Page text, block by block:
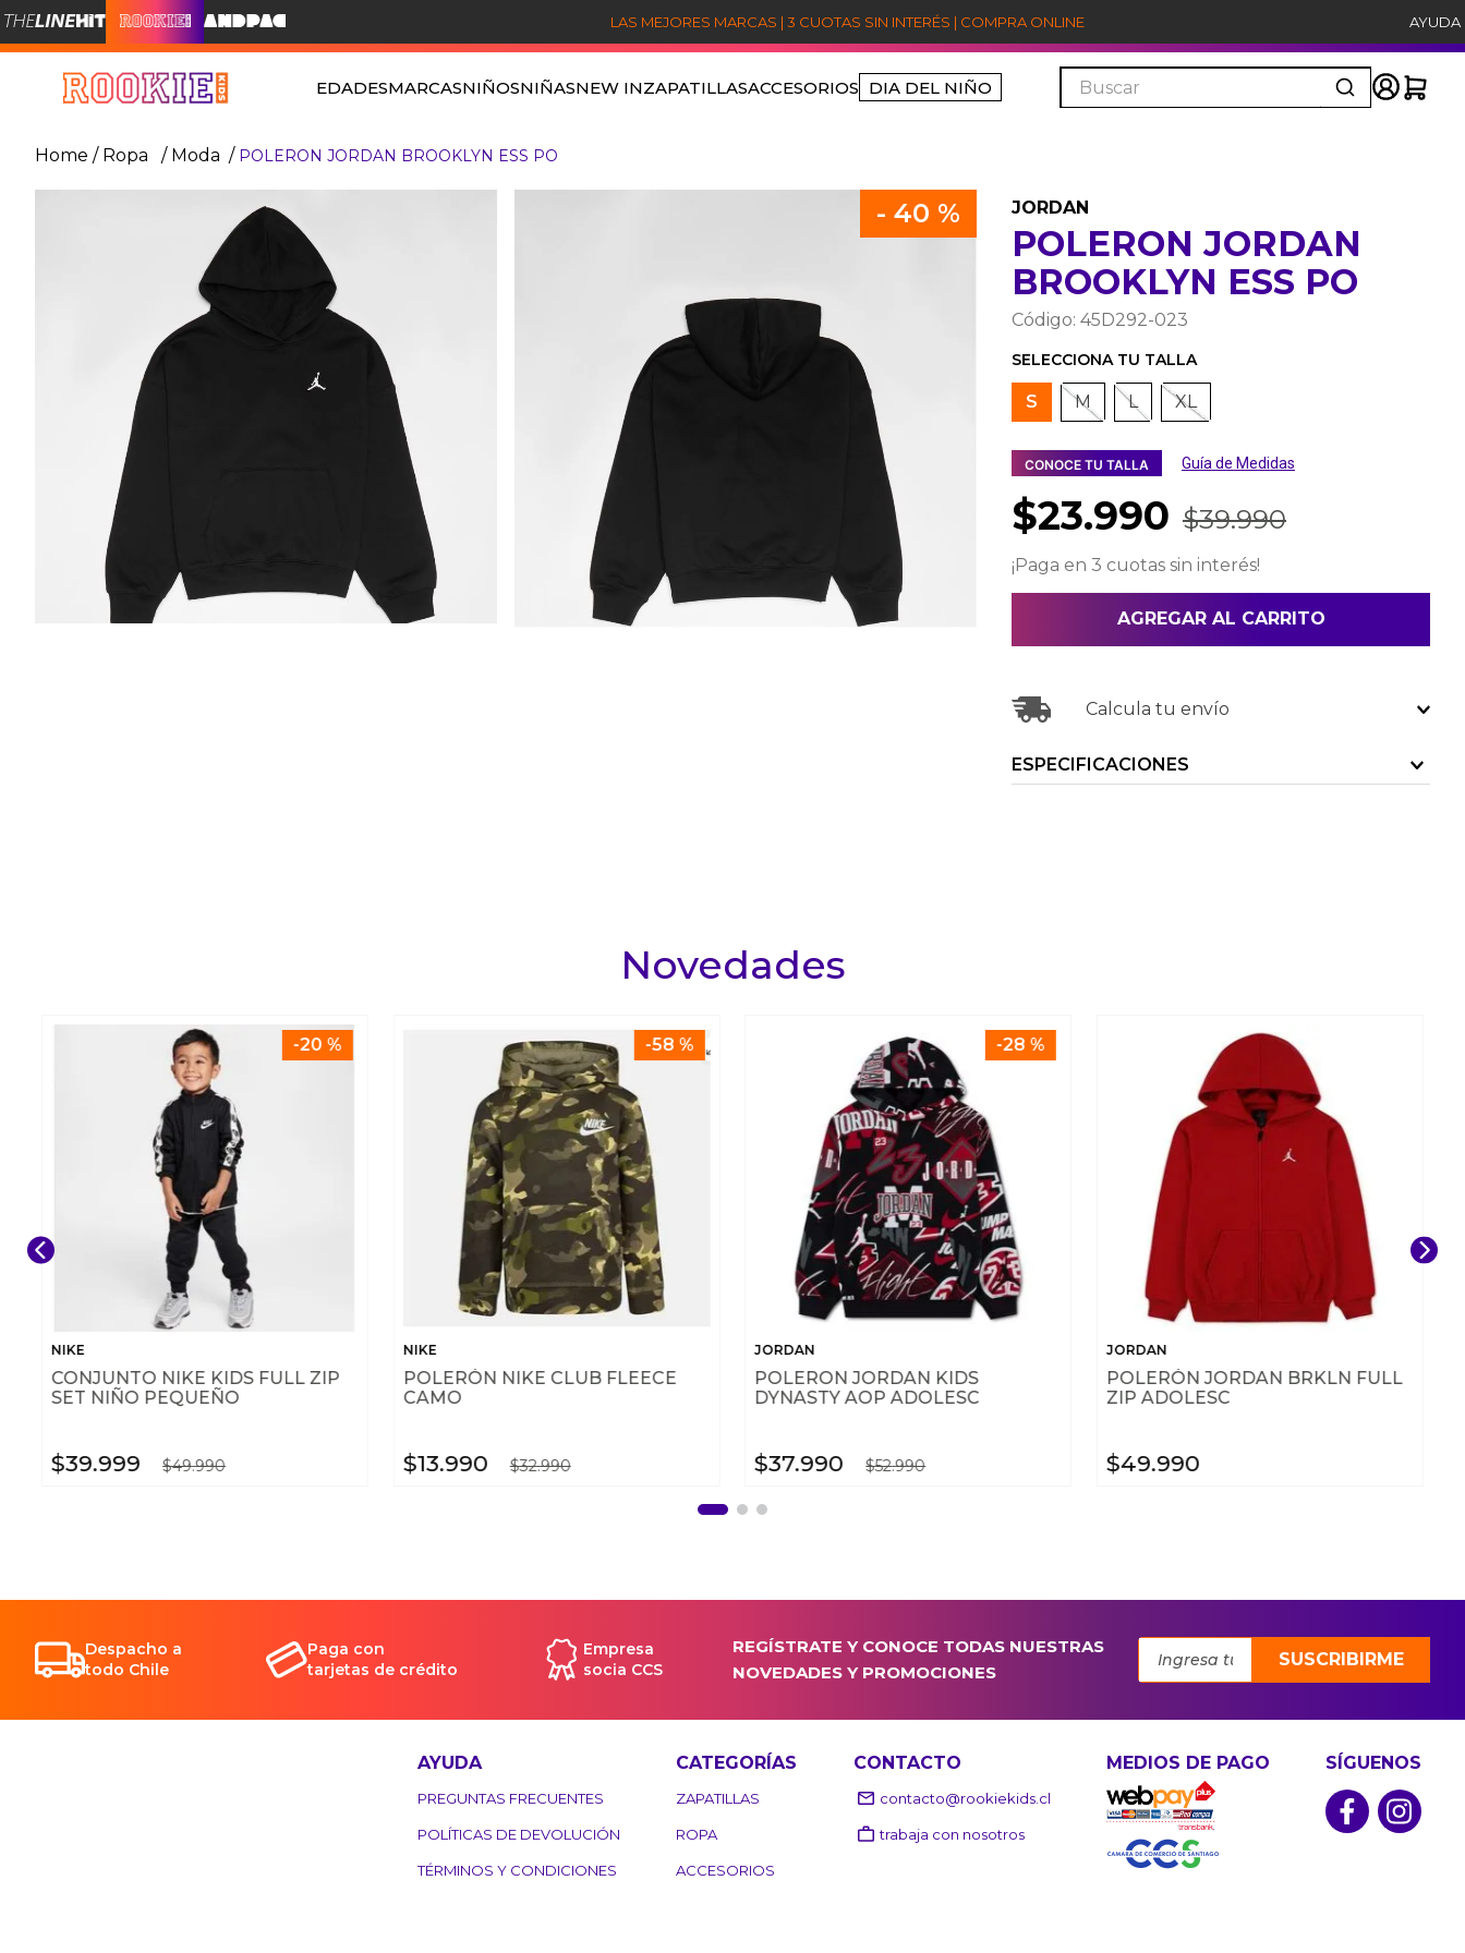
LAS MEJORES MARCAS | 3 CUOTAS SIN INTERÉS | COMPRA ONLINE AYUDA
EDADESMARCASNIÑOSNIÑASNEW INZAPATILLASACCESORIOS DIA DEL NIÑO
Buscar
Ropa Moda POLERON JORDAN BROOKLYN ESS PO
- 40 % JORDAN
POLERON JORDAN
BROOKLYN ESS PO
Código: 45D292-023
S M L XL
CONOCE TU TALLA Guía de Medidas
$23.990 $39.990
¡Paga en 3 cuotas sin interés!
AGREGAR AL CARRITO
Calcula tu envío
ESPECIFICACIONES
Novedades
-20 %
NIKE
CONJUNTO NIKE KIDS FULL ZIP
SET NIÑO PEQUEÑO
$39.999 $49.990
-58 %
NIKE
POLERÓN NIKE CLUB FLEECE
CAMO
$13.990 $32.990
-28 %
JORDAN
POLERON JORDAN KIDS
DYNASTY AOP ADOLESC
$37.990 $52.990
JORDAN
POLERÓN JORDAN BRKLN FULL
ZIP ADOLESC
$49.990
Despacho a
todo Chile
Paga con
tarjetas de crédito
Empresa
socia CCS
REGÍSTRATE Y CONOCE TODAS NUESTRAS
NOVEDADES Y PROMOCIONES
SUSCRIBIRME
AYUDA
PREGUNTAS FRECUENTES
POLÍTICAS DE DEVOLUCIÓN
TÉRMINOS Y CONDICIONES
CATEGORÍAS
ZAPATILLAS
ROPA
ACCESORIOS
CONTACTO
contacto@rookiekids.cl
trabaja con nosotros
MEDIOS DE PAGO SÍGUENOS
6